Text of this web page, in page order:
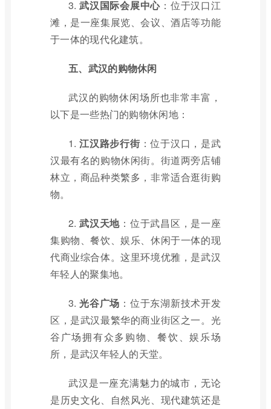
3.武汉国际会展中心 ：位于汉口江
滩，是一座集展览、会议、酒店等功能
于一体的现代化建筑。
五、武汉的购物休闲
武汉的购物休闲场所也非常丰富，
以下是一些热门的购物休闲地：
1.江汉路步行街 ：位于汉口，是武
汉最有名的购物休闲街。街道两旁店铺
林立，商品种类繁多，非常适合逛街购
物。
2.武汉天地 ：位于武昌区，是一座
集购物、餐饮、娱乐、休闲于一体的现
代商业综合体。这里环境优雅，是武汉
年轻人的聚集地。
3.光谷广场 ：位于东湖新技术开发
区，是武汉最繁华的商业街区之一。光
谷广场拥有众多购物、餐饮、娱乐场
所，是武汉年轻人的天堂。
武汉是一座充满魅力的城市，无论
是历史文化、自然风光、现代建筑还是